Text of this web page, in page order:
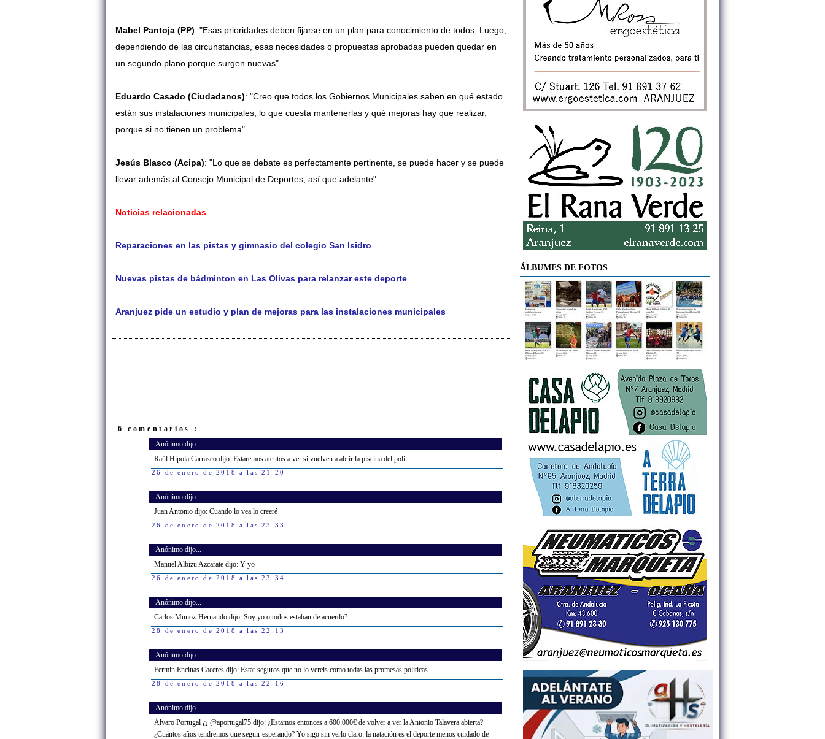
Mabel Pantoja (PP): "Esas prioridades deben fijarse en un plan para conocimiento de todos. Luego,
dependiendo de las circunstancias, esas necesidades o propuestas aprobadas pueden quedar en
un segundo plano porque surgen nuevas".
Eduardo Casado (Ciudadanos): "Creo que todos los Gobiernos Municipales saben en qué estado
están sus instalaciones municipales, lo que cuesta mantenerlas y qué mejoras hay que realizar,
porque si no tienen un problema".
Jesús Blasco (Acipa): "Lo que se debate es perfectamente pertinente, se puede hacer y se puede
llevar además al Consejo Municipal de Deportes, así que adelante".
Noticias relacionadas
Reparaciones en las pistas y gimnasio del colegio San Isidro
Nuevas pistas de bádminton en Las Olivas para relanzar este deporte
Aranjuez pide un estudio y plan de mejoras para las instalaciones municipales
6 comentarios :
Anónimo dijo...
Raúl Hipola Carrasco dijo: Estaremos atentos a ver si vuelven a abrir la piscina del poli...
26 de enero de 2018 a las 21:20
Anónimo dijo...
Juan Antonio dijo: Cuando lo vea lo creeré
26 de enero de 2018 a las 23:33
Anónimo dijo...
Manuel Albizu Azcarate dijo: Y yo
26 de enero de 2018 a las 23:34
Anónimo dijo...
Carlos Munoz-Hernando dijo: Soy yo o todos estaban de acuerdo?...
28 de enero de 2018 a las 22:13
Anónimo dijo...
Fermin Encinas Caceres dijo: Estar seguros que no lo vereis como todas las promesas politicas.
28 de enero de 2018 a las 22:16
Anónimo dijo...
Álvaro Portugal ن @aportugal75 dijo: ¿Estamos entonces a 600.000€ de volver a ver la Antonio Talavera abierta?
¿Cuántos años tendremos que seguir esperando? Yo sigo sin verlo claro: la natación es el deporte menos cuidado de
ÁLBUMES DE FOTOS